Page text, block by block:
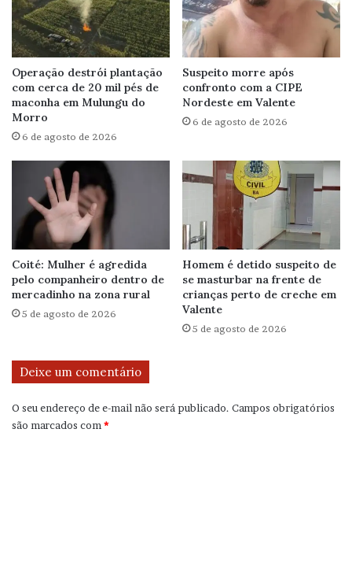
Operação destrói plantação
com cerca de 20 mil pés de
maconha em Mulungu do
Morro
6 de agosto de 2026
Suspeito morre após
confronto com a CIPE
Nordeste em Valente
6 de agosto de 2026
Coité: Mulher é agredida
pelo companheiro dentro de
mercadinho na zona rural
5 de agosto de 2026
Homem é detido suspeito de
se masturbar na frente de
crianças perto de creche em
Valente
5 de agosto de 2026
Deixe um comentário
O seu endereço de e-mail não será publicado. Campos obrigatórios
são marcados com*